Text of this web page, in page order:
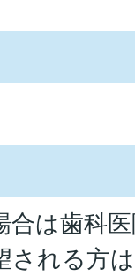
合は歯科
される方